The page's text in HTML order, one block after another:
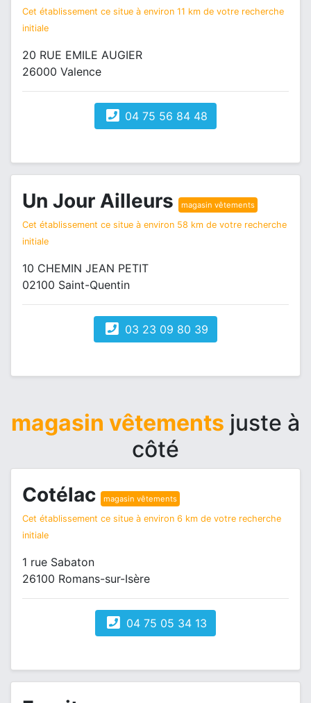
Cet établissement ce situe à environ 11 km de votre recherche
initiale
20 RUE EMILE AUGIER
26000 Valence
04 75 56 84 48
Un Jour Ailleurs magasin vêtements
Cet établissement ce situe à environ 58 km de votre recherche
initiale
10 CHEMIN JEAN PETIT
02100 Saint-Quentin
03 23 09 80 39
magasin vêtements juste à
côté
Cotélac magasin vêtements
Cet établissement ce situe à environ 6 km de votre recherche
initiale
1 rue Sabaton
26100 Romans-sur-Isère
04 75 05 34 13